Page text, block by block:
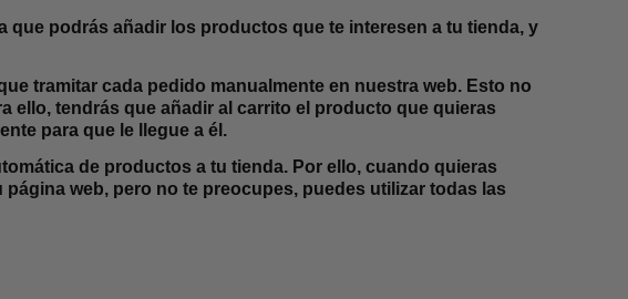
que podrás añadir los productos que te interesen a tu tienda, y
tramitar cada pedido manualmente en nuestra web. Esto no
ello, tendrás que añadir al carrito el producto que quieras
para que le llegue a él.
de productos a tu tienda. Por ello, cuando quieras
web, pero no te preocupes, puedes utilizar todas las